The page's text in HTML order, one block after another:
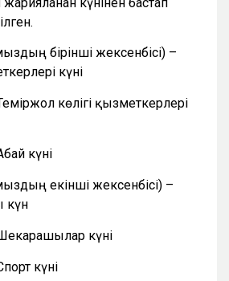
бірінші жексенбісі) –
күні
көлігі қызметкерлері
күні
екінші жексенбісі) –
күн
күні
күні